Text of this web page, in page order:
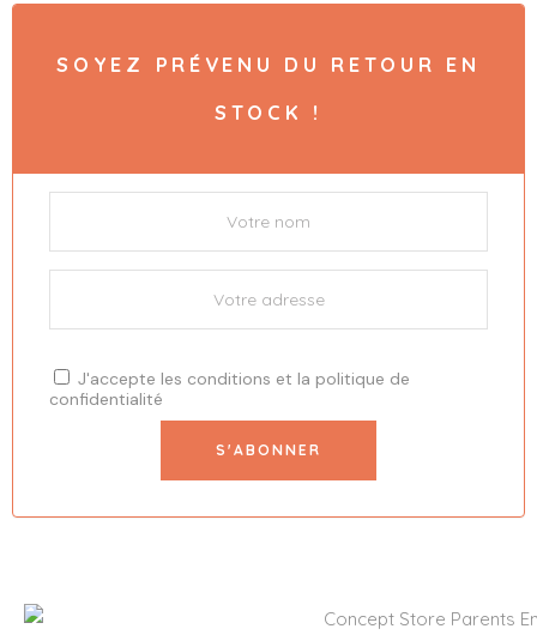
SOYEZ PRÉVENU DU RETOUR EN
STOCK !
J'accepte les conditions et la politique de
confidentialité